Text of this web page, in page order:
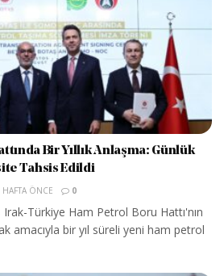
Bir Yıllık Anlaşma: Günlük
Tahsis Edildi
HAFTA ÖNCE 0
Türkiye Ham Petrol Boru Hattı'nın
amacıyla bir yıl süreli yeni ham petrol